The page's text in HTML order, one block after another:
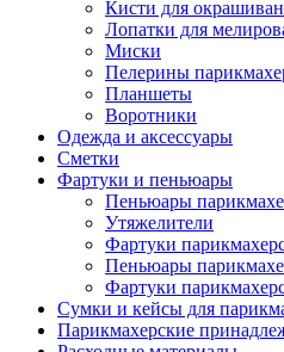
Кисти для
Лопатки для
Миски
Пелерины
Планшеты
Воротники
Одежда и аксессуары
Сметки
Фартуки и пеньюары
Пеньюары
Утяжелители
Фартуки
Пеньюары
Фартуки
Сумки и кейсы для
Парикмахерские